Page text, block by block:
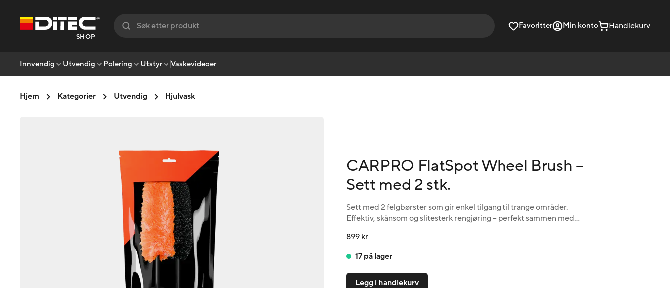
SHOP
Favoritter Min konto Handlekurv
Innvendig Utvendig Polering Utstyr Vaskevideoer
Hjem Kategorier Utvendig Hjulvask
CARPRO FlatSpot Wheel Brush –
Sett med 2 stk.
Sett med 2 felgbørster som gir enkel tilgang til trange områder.
Effektiv, skånsom og slitesterk rengjøring – perfekt sammen med
899 kr
17 på lager
Legg i handlekurv